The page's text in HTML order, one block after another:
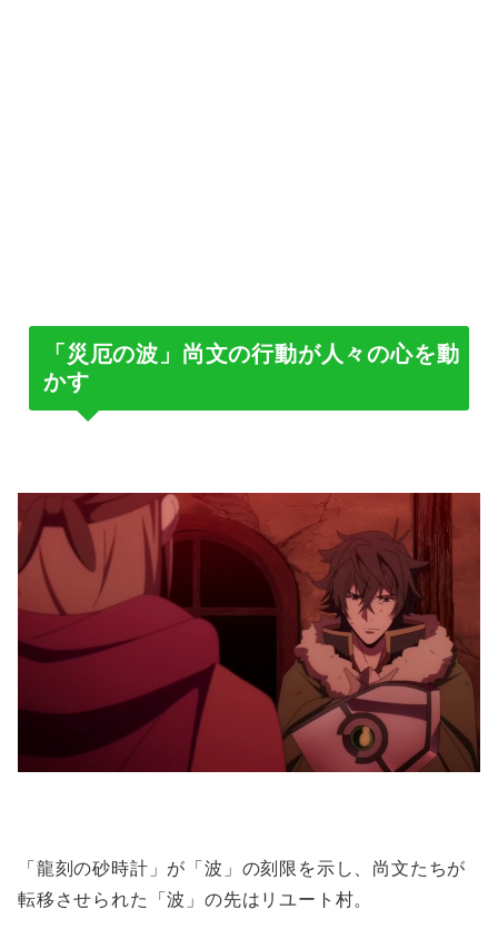
「災厄の波」尚文の行動が人々の心を動
かす
「龍刻の砂時計」が「波」の刻限を示し、尚文たちが
転移させられた「波」の先はリユート村。